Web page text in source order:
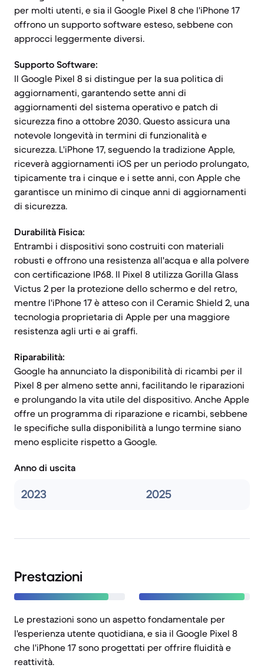
per molti utenti, e sia il Google Pixel 8 che l'iPhone 17
offrono un supporto software esteso, sebbene con
approcci leggermente diversi.
Supporto Software:
Il Google Pixel 8 si distingue per la sua politica di
aggiornamenti, garantendo sette anni di
aggiornamenti del sistema operativo e patch di
sicurezza fino a ottobre 2030. Questo assicura una
notevole longevità in termini di funzionalità e
sicurezza. L'iPhone 17, seguendo la tradizione Apple,
riceverà aggiornamenti iOS per un periodo prolungato,
tipicamente tra i cinque e i sette anni, con Apple che
garantisce un minimo di cinque anni di aggiornamenti
di sicurezza.
Durabilità Fisica:
Entrambi i dispositivi sono costruiti con materiali
robusti e offrono una resistenza all'acqua e alla polvere
con certificazione IP68. Il Pixel 8 utilizza Gorilla Glass
Victus 2 per la protezione dello schermo e del retro,
mentre l'iPhone 17 è atteso con il Ceramic Shield 2, una
tecnologia proprietaria di Apple per una maggiore
resistenza agli urti e ai graffi.
Riparabilità:
Google ha annunciato la disponibilità di ricambi per il
Pixel 8 per almeno sette anni, facilitando le riparazioni
e prolungando la vita utile del dispositivo. Anche Apple
offre un programma di riparazione e ricambi, sebbene
le specifiche sulla disponibilità a lungo termine siano
meno esplicite rispetto a Google.
Anno di uscita
2023 2025
Prestazioni
Le prestazioni sono un aspetto fondamentale per
l'esperienza utente quotidiana, e sia il Google Pixel 8
che l'iPhone 17 sono progettati per offrire fluidità e
reattività.